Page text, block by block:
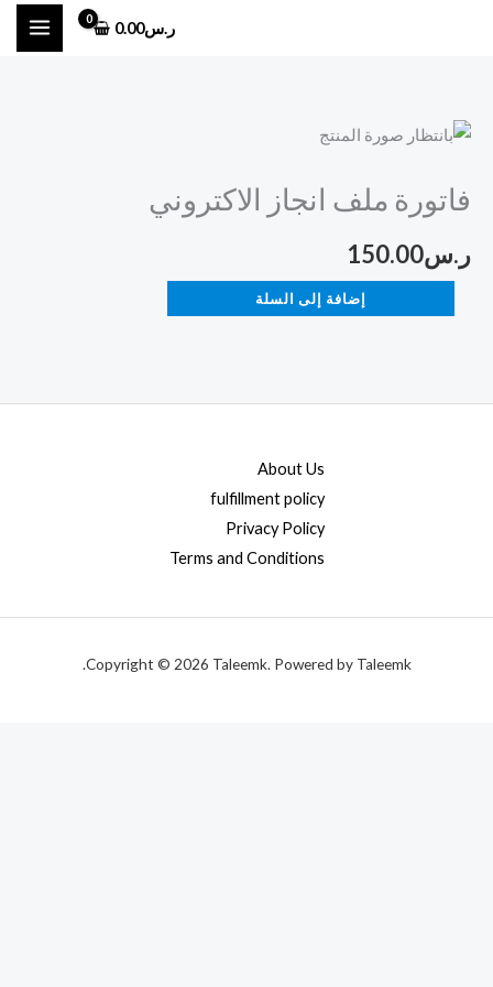
ر.س0.00
فاتورة ملف انجاز الاكتروني
ر.س150.00
كمية
ملف
الاكتروني
إضافة إلى السلة
About Us
fulfillment policy
Privacy Policy
Terms and Conditions
Copyright © 2026 Taleemk. Powered by Taleemk.